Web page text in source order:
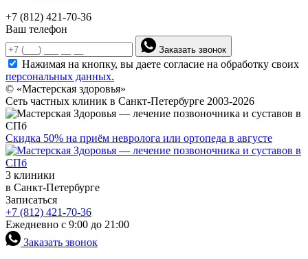
+7 (812) 421-70-36
Ваш телефон
Заказать звонок
Нажимая на кнопку, вы даете согласие на обработку своих
персональных данных.
© «Мастерская здоровья»
Сеть частных клиник в Санкт-Петербурге 2003-2026
Скидка 50% на приём невролога или ортопеда в августе
3 клиники
в Санкт-Петербурге
Записаться
+7 (812) 421-70-36
Ежедневно с 9:00 до 21:00
Заказать звонок